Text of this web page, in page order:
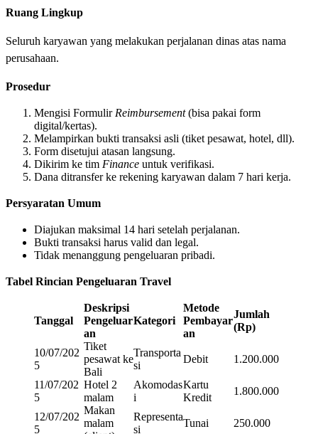
Ruang Lingkup
Seluruh karyawan yang melakukan perjalanan dinas atas nama
perusahaan.
Prosedur
Mengisi Formulir Reimbursement(bisa pakai form
digital/kertas).
Melampirkan bukti transaksi asli (tiket pesawat, hotel, dll).
Form disetujui atasan langsung.
Dikirim ke tim Finance untuk verifikasi.
Dana ditransfer ke rekening karyawan dalam 7 hari kerja.
Persyaratan Umum
Diajukan maksimal 14 hari setelah perjalanan.
Bukti transaksi harus valid dan legal.
Tidak menanggung pengeluaran pribadi.
Tabel Rincian Pengeluaran Travel
Tanggal
Deskripsi
Pengeluar
an
Kategori
Metode
Pembayar
an
Jumlah
(Rp)
10/07/202
5
Tiket
pesawat ke
Bali
Transporta
si
Debit 1.200.000
11/07/202
5
Hotel 2
malam
Akomodas
i
Kartu
Kredit
1.800.000
12/07/202
5
Makan
malam
Representa
si
Tunai 250.000